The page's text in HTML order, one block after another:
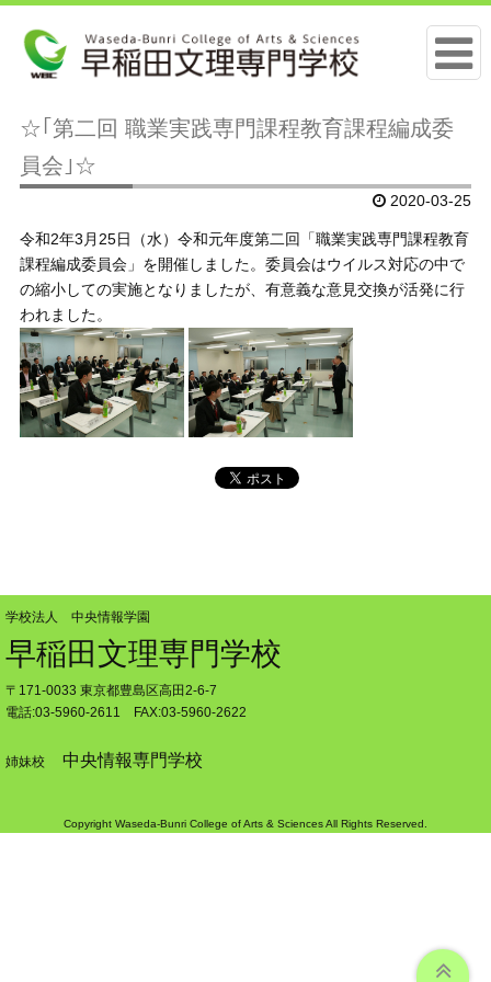
☆｢第二回 職業実践専門課程教育課程編成委
員会｣☆
2020-03-25
令和2年3月25日（水）令和元年度第二回「職業実践専門課程教育
課程編成委員会」を開催しました。委員会はウイルス対応の中で
の縮小しての実施となりましたが、有意義な意見交換が活発に行
われました。
学校法人 中央情報学園
早稲田文理専門学校
〒171-0033 東京都豊島区高田2-6-7
電話:03-5960-2611 FAX:03-5960-2622
姉妹校 中央情報専門学校
Copyright Waseda-Bunri College of Arts & Sciences All Rights Reserved.